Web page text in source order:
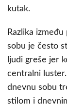
kutak.
Razlika
sobu je često
ljudi greše jer
centralni luster.
dnevnu sobu
stilom i